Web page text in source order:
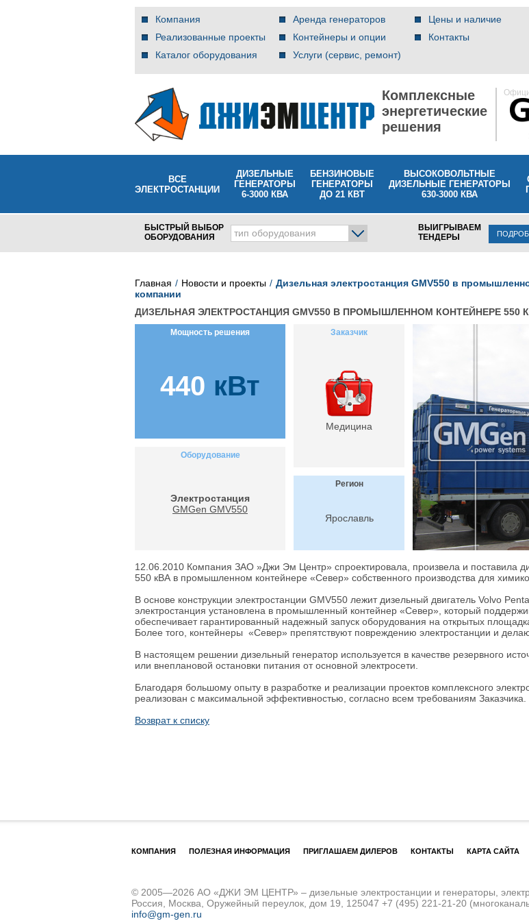
Компания
Реализованные проекты
Каталог оборудования
Аренда генераторов
Контейнеры и опции
Услуги (сервис, ремонт)
Цены и наличие
Контакты
Комплексные
энергетические
решения
ВСЕ
ЭЛЕКТРОСТАНЦИИ
ДИЗЕЛЬНЫЕ
ГЕНЕРАТОРЫ
6-3000 КВА
БЕНЗИНОВЫЕ
ГЕНЕРАТОРЫ
ДО 21 КВТ
ВЫСОКОВОЛЬТНЫЕ
ДИЗЕЛЬНЫЕ ГЕНЕРАТОРЫ
630-3000 КВА
БЫСТРЫЙ ВЫБОР
ОБОРУДОВАНИЯ
тип оборудования
ВЫИГРЫВАЕМ
ТЕНДЕРЫ
Главная Новости и проекты
Дизельная электростанция GMV550 в
компании
ДИЗЕЛЬНАЯ ЭЛЕКТРОСТАНЦИЯ GMV550 В ПРОМЫШЛЕННОМ КОНТЕЙНЕРЕ
Мощность решения
440 кВт
Оборудование
Электростанция
GMGen GMV550
Заказчик
Медицина
Регион
Ярославль
12.06.2010 Компания ЗАО »Джи Эм Центр» спроектировала, произвела и поставила
550 кВА в промышленном контейнере «Север» собственного производства для
В основе конструкции электростанции GMV550 лежит дизельный двигатель Volvo
электростанция установлена в промышленный контейнер «Север», который
обеспечивает гарантированный надежный запуск оборудования на открытых
Более того, контейнеры «Север» препятствуют повреждению электростанции и
В настоящем решении дизельный генератор используется в качестве резервного
или внеплановой остановки питания от основной электросети.
Благодаря большому опыту в разработке и реализации проектов комплексного
реализован с максимальной эффективностью, согласно всем требованиям Заказчика.
Возврат к списку
КОМПАНИЯ ПОЛЕЗНАЯ ИНФОРМАЦИЯ ПРИГЛАШАЕМ ДИЛЕРОВ КОНТАКТЫ КАРТА САЙТА
© 2005—2026 АО «ДЖИ ЭМ ЦЕНТР» – дизельные электростанции и генераторы,
Россия, Москва, Оружейный переулок, дом 19, 125047 +7 (495) 221-21-20
info@gm-gen.ru